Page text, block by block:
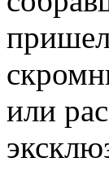
или